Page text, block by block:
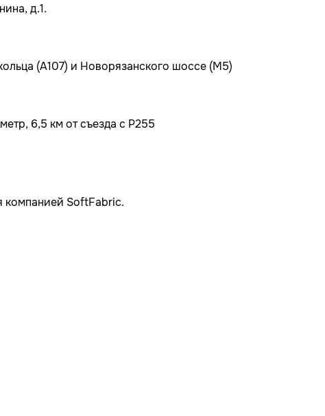
д.1.
(А107) и Новорязанского шоссе (М5)
6,5 км от съезда с Р255
компанией SoftFabric.